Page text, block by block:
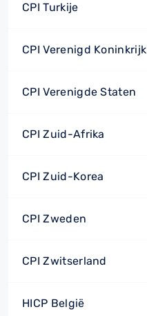
CPI Turkije
CPI Verenigd Koninkrijk
CPI Verenigde Staten
CPI Zuid-Afrika
CPI Zuid-Korea
CPI Zweden
CPI Zwitserland
HICP België